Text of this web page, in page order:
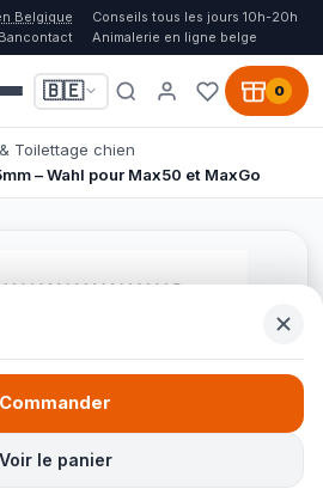
Belgique
Conseils tous les jours 10h-20h
Animalerie en ligne belge
🇧🇪 0
Toilettage chien
– Wahl pour Max50 et MaxGo
Voir le panier
Commander